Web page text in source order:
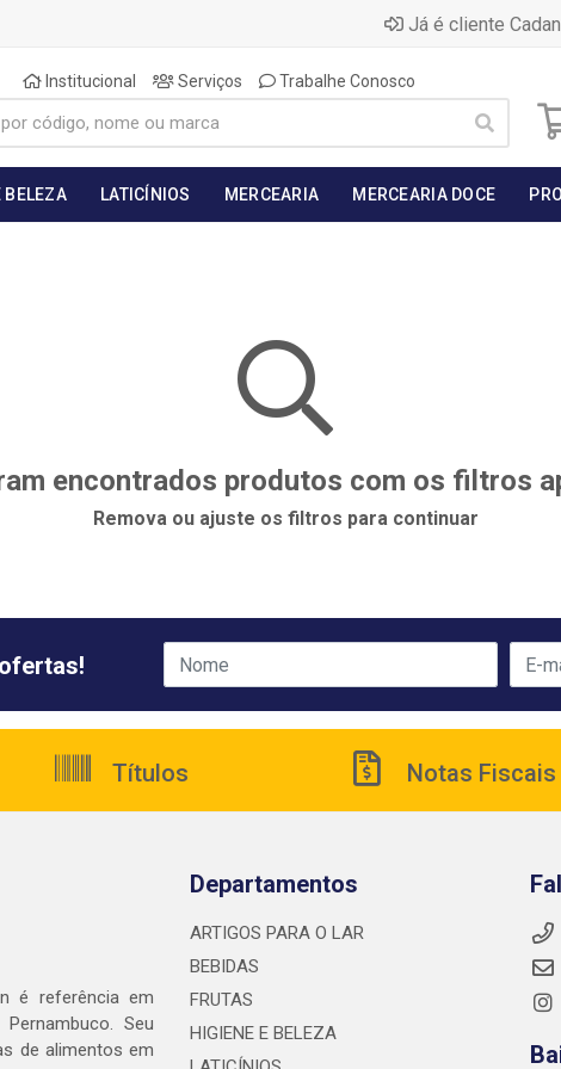
Já é cliente
Institucional Serviços Trabalhe Conosco
BELEZA LATICÍNIOS MERCEARIA MERCEARIA DOCE
encontrados produtos com os filtros
Remova ou ajuste os filtros para continuar
Títulos Notas Fiscais
é referência em
Seu
de alimentos em
Departamentos
ARTIGOS PARA O LAR
BEBIDAS
FRUTAS
HIGIENE E BELEZA